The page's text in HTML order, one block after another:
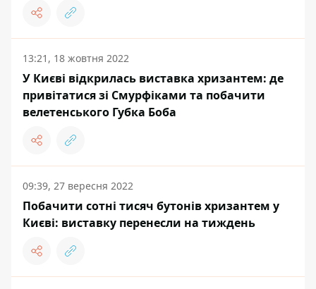
13:21, 18 жовтня 2022
У Києві відкрилась виставка хризантем: де
привітатися зі Смурфіками та побачити
велетенського Губка Боба
09:39, 27 вересня 2022
Побачити сотні тисяч бутонів хризантем у
Києві: виставку перенесли на тиждень